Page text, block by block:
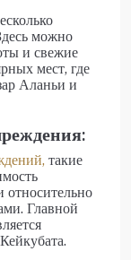
можно
и свежие
мест, где
Аланьи и
такие
Главной